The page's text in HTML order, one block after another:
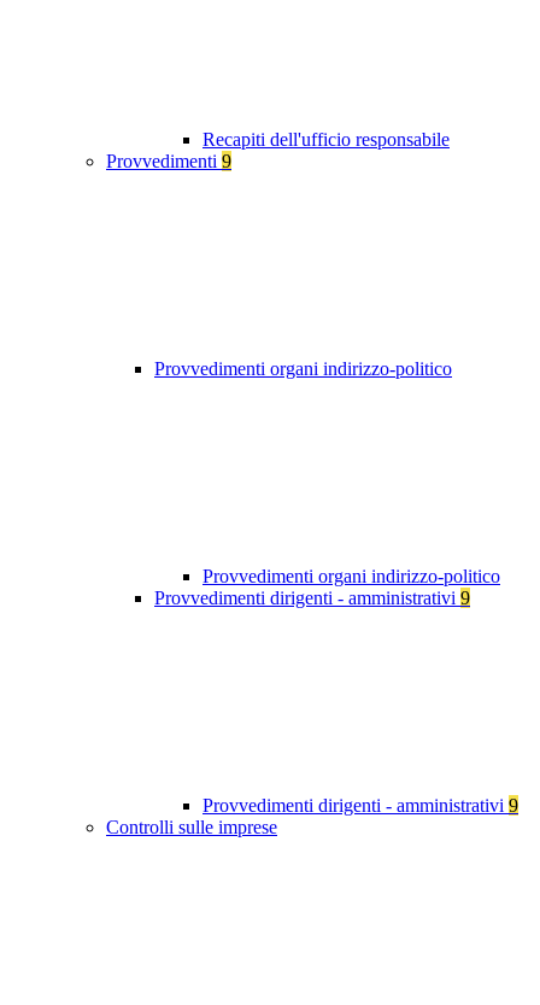
Recapiti dell'ufficio responsabile
Provvedimenti 9
Provvedimenti organi indirizzo-politico
Provvedimenti organi indirizzo-politico
Provvedimenti dirigenti - amministrativi 9
Provvedimenti dirigenti - amministrativi 9
Controlli sulle imprese